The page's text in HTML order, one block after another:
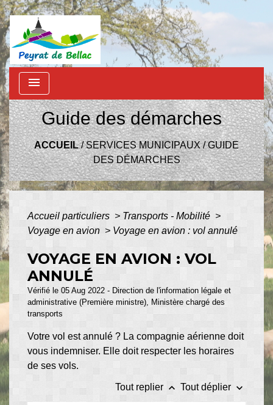
menu
Guide des démarches
ACCUEIL/SERVICES MUNICIPAUX/GUIDE
DES DÉMARCHES
Accueil particuliers > Transports - Mobilité >
Voyage en avion > Voyage en avion : vol annulé
VOYAGE EN AVION : VOL
ANNULÉ
Vérifié le 05 Aug 2022 - Direction de l'information légale et
administrative (Première ministre), Ministère chargé des
transports
Votre vol est annulé ? La compagnie aérienne doit
vous indemniser. Elle doit respecter les horaires
de ses vols.
Tout replier keyboard_arrow_up Tout déplier keyboard_arrow_down